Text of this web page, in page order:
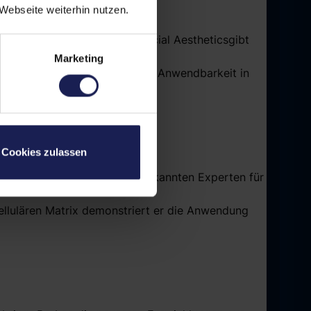
weiterhin nutzen.
Marketing
Cookies zulassen
Filler's Anatomy of Facial Aestheticsgibt
mit praktischer Anwendbarkeit in
vielen Jahren zu den anerkannten Experten für
Matrix demonstriert er die Anwendung